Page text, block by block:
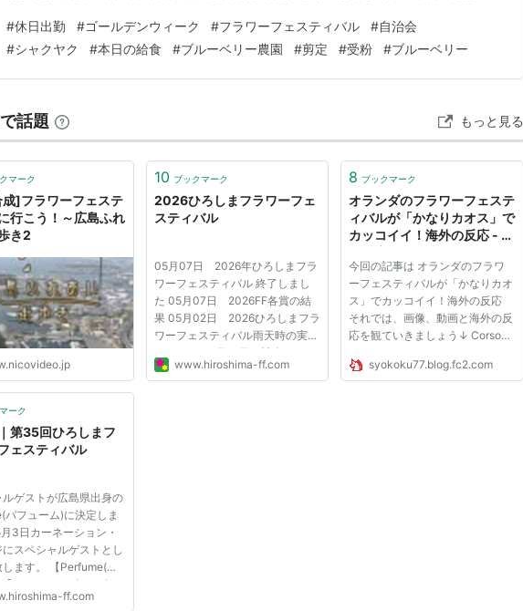
ールすることができた。 5月7日（木） 大型連休もあっという間に終わって今日から通
常通りの活動。生活介護は午後から自治会活…
#休日出勤 #ゴールデンウィーク #フラワーフェスティバル #自治会
#シャクヤク #本日の給食 #ブルーベリー農園 #剪定 #受粉 #ブルーベリー
話題 もっと見る
マーク
]フラワーフェステ
行こう！～広島ふれ
き2
10 ブックマーク
2026ひろしまフラワーフェ
スティバル
05月07日 2026年ひろしまフラ
ワーフェスティバル 終了しまし
た 05月07日 2026FF各賞の結
果 05月02日 2026ひろしまフラ
ワーフェスティバル雨天時の実施
について 04月27日 神楽まつり
当日券販売のお知らせ 04月27
www.hiroshima-ff.com
8 ブックマーク
オランダのフラワーフェステ
ィバルが「かなりカオス」で
カッコイイ！海外の反応 - 諸
今回の記事は オランダのフラワ
ーフェスティバルが「かなりカオ
ス」でカッコイイ！海外の反応
それでは、画像、動画と海外の反
応を観ていきましょう↓ Corso
Zundert 2012 1ste doorkomst 以
syokoku77.blog.fc2.com
ーク
第35回ひろしまフ
ェスティバル
ルゲストが広島県出身の
パフューム)に決定しま
3日カーネーション・
にスペシャルゲストとし
ます。 【Perfume(パ
)】 あ～ちゃん(1989年2
まれ)、かしゆか(1988年
ff.com